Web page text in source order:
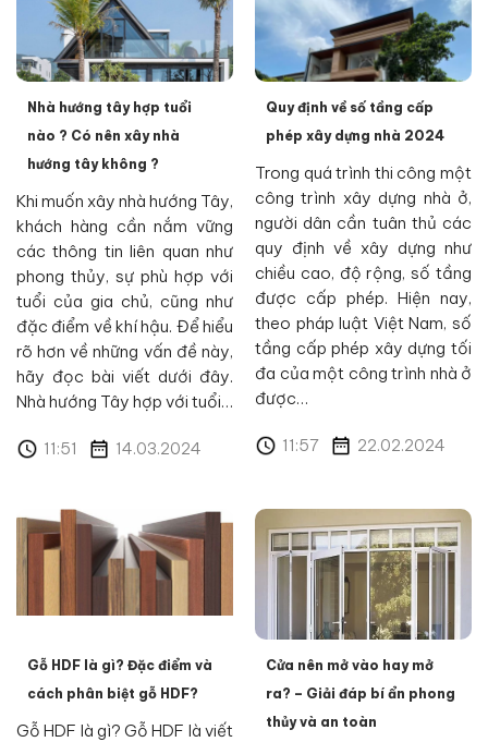
Nhà hướng tây hợp tuổi
nào ? Có nên xây nhà
hướng tây không ?
Khi muốn xây nhà hướng Tây,
khách hàng cần nắm vững
các thông tin liên quan như
phong thủy, sự phù hợp với
tuổi của gia chủ, cũng như
đặc điểm về khí hậu. Để hiểu
rõ hơn về những vấn đề này,
hãy đọc bài viết dưới đây.
Nhà hướng Tây hợp với tuổi…
11:51 14.03.2024
Quy định về số tầng cấp
phép xây dựng nhà 2024
Trong quá trình thi công một
công trình xây dựng nhà ở,
người dân cần tuân thủ các
quy định về xây dựng như
chiều cao, độ rộng, số tầng
được cấp phép. Hiện nay,
theo pháp luật Việt Nam, số
tầng cấp phép xây dựng tối
đa của một công trình nhà ở
được…
11:57 22.02.2024
Gỗ HDF là gì? Đặc điểm và
cách phân biệt gỗ HDF?
Gỗ HDF là gì? Gỗ HDF là viết
Cửa nên mở vào hay mở
ra? – Giải đáp bí ẩn phong
thủy và an toàn